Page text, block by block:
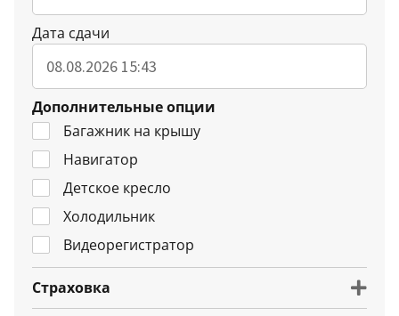
Дата сдачи
Дополнительные опции
Багажник на крышу
Навигатор
Детское кресло
Холодильник
Видеорегистратор
Страховка